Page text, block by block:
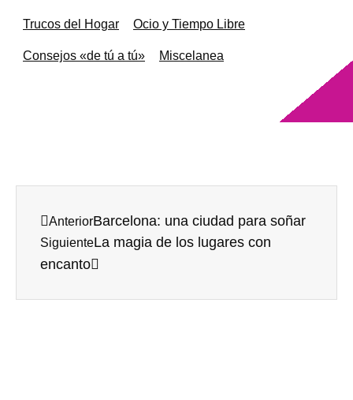
Trucos del Hogar Ocio y Tiempo Libre
Consejos «de tú a tú» Miscelanea
AnteriorBarcelona: una ciudad para soñar
SiguienteLa magia de los lugares con
encanto